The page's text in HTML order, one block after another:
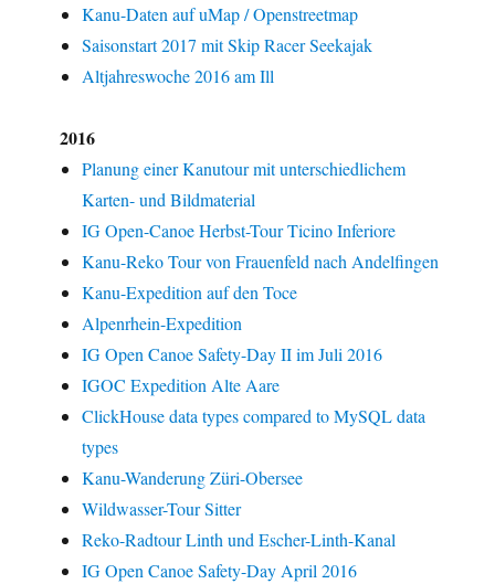
Kanu-Daten auf uMap / Openstreetmap
Saisonstart 2017 mit Skip Racer Seekajak
Altjahreswoche 2016 am Ill
2016
Planung einer Kanutour mit unterschiedlichem
Karten- und Bildmaterial
IG Open-Canoe Herbst-Tour Ticino Inferiore
Kanu-Reko Tour von Frauenfeld nach Andelfingen
Kanu-Expedition auf den Toce
Alpenrhein-Expedition
IG Open Canoe Safety-Day II im Juli 2016
IGOC Expedition Alte Aare
ClickHouse data types compared to MySQL data
types
Kanu-Wanderung Züri-Obersee
Wildwasser-Tour Sitter
Reko-Radtour Linth und Escher-Linth-Kanal
IG Open Canoe Safety-Day April 2016